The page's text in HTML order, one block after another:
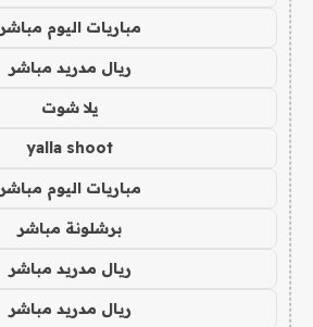
مباريات اليوم مباشر
ريال مدريد مباشر
يلا شوت
yalla shoot
مباريات اليوم مباشر
برشلونة مباشر
ريال مدريد مباشر
ريال مدريد مباشر